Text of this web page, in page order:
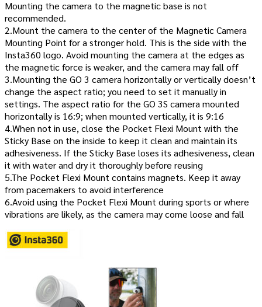
Mounting the camera to the magnetic base is not
recommended.
2.Mount the camera to the center of the Magnetic Camera
Mounting Point for a stronger hold. This is the side with the
Insta360 logo. Avoid mounting the camera at the edges as
the magnetic force is weaker, and the camera may fall off
3.Mounting the GO 3 camera horizontally or vertically doesn’t
change the aspect ratio; you need to set it manually in
settings. The aspect ratio for the GO 3S camera mounted
horizontally is 16:9; when mounted vertically, it is 9:16
4.When not in use, close the Pocket Flexi Mount with the
Sticky Base on the inside to keep it clean and maintain its
adhesiveness. If the Sticky Base loses its adhesiveness, clean
it with water and dry it thoroughly before reusing
5.The Pocket Flexi Mount contains magnets. Keep it away
from pacemakers to avoid interference
6.Avoid using the Pocket Flexi Mount during sports or where
vibrations are likely, as the camera may come loose and fall